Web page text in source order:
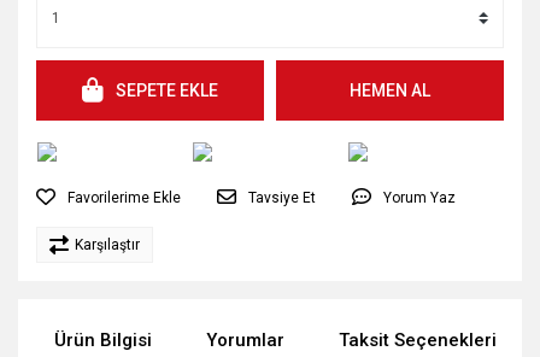
SEPETE EKLE HEMEN AL
Tavsiye Et Yorum Yaz
Karşılaştır
Ürün Bilgisi Yorumlar Taksit Seçenekleri